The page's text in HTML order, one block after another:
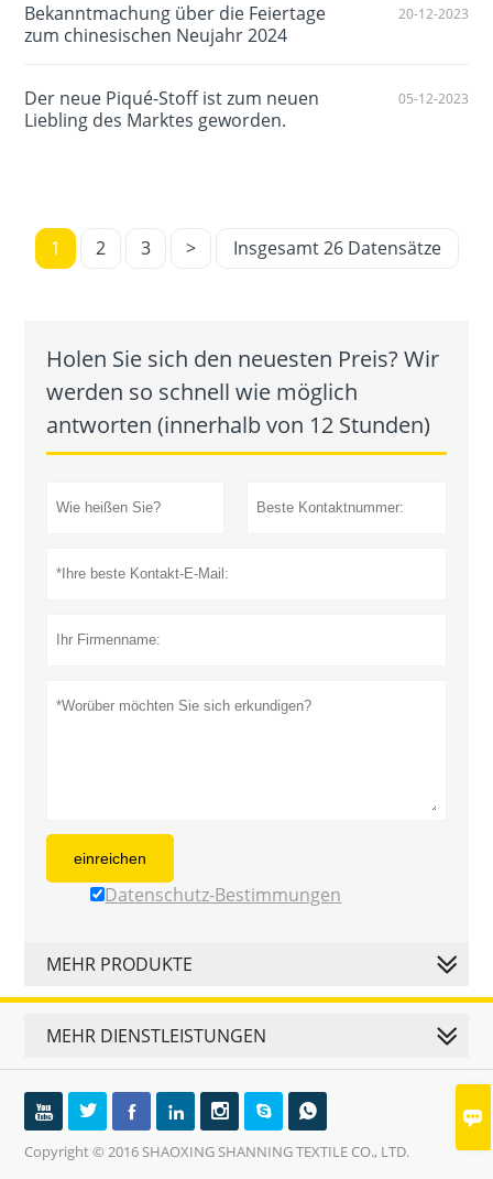

Bekanntmachung über die Feiertage
zum chinesischen Neujahr 2024
20-12-2023
Der neue Piqué-Stoff ist zum neuen
Liebling des Marktes geworden.
05-12-2023
1 2 3 > Insgesamt 26 Datensätze
Holen Sie sich den neuesten Preis? Wir
werden so schnell wie möglich
antworten (innerhalb von 12 Stunden)
einreichen
Datenschutz-Bestimmungen
MEHR PRODUKTE
MEHR DIENSTLEISTUNGEN
      
Copyright © 2016 SHAOXING SHANNING TEXTILE CO., LTD.